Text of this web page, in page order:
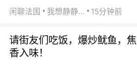
闲聊法国 我想静静… 15分钟前
请街友们吃饭，爆炒鱿鱼，焦
香入味！